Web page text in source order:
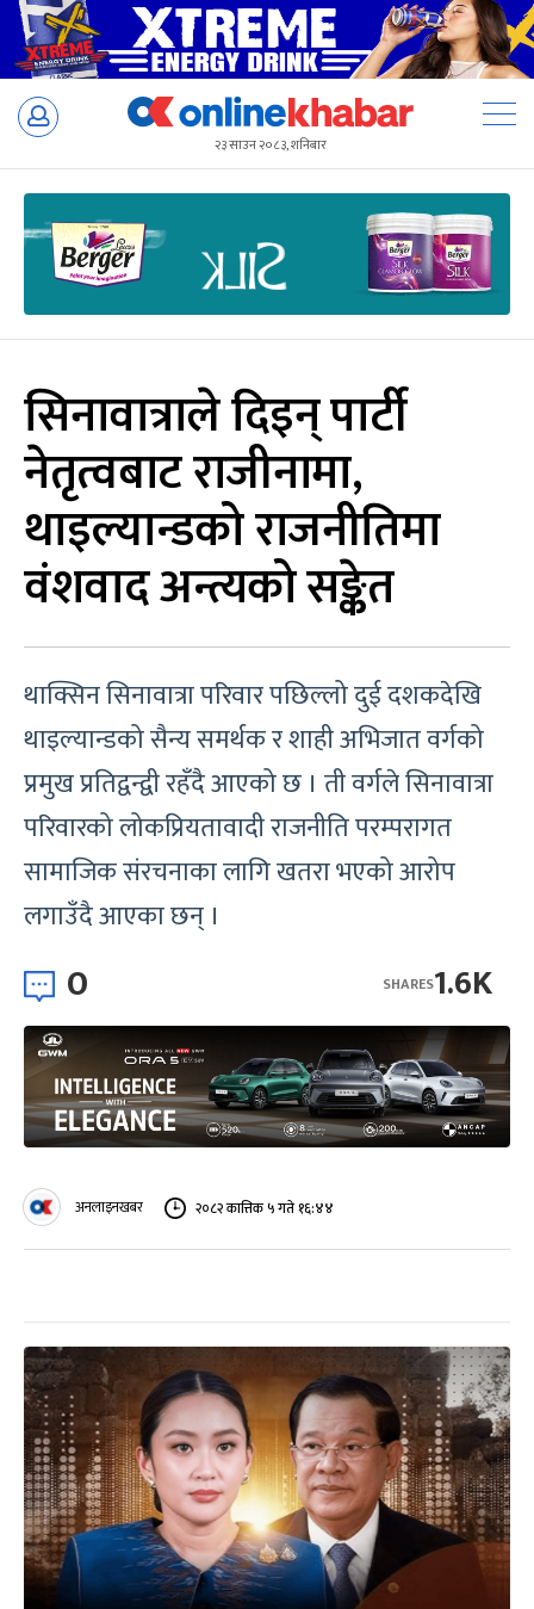
Skip
२३ साउन २०८३, शनिबार
सिनावात्राले दिइन् पार्टी
नेतृत्वबाट राजीनामा,
थाइल्यान्डको राजनीतिमा
वंशवाद अन्त्यको सङ्केत
थाक्सिन सिनावात्रा परिवार पछिल्लो दुई दशकदेखि
थाइल्यान्डको सैन्य समर्थक र शाही अभिजात वर्गको
प्रमुख प्रतिद्वन्द्वी रहँदै आएको छ । ती वर्गले सिनावात्रा
परिवारको लोकप्रियतावादी राजनीति परम्परागत
सामाजिक संरचनाका लागि खतरा भएको आरोप
लगाउँदै आएका छन् ।
0 1.6K
SHARES
अनलाइनखबर २०८२ कात्तिक ५ गते १६:४४